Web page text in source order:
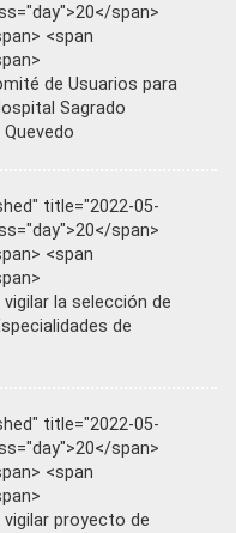
span>
<span
de Usuarios para
Sagrado
title="2022-05-
span>
<span
la selección de
de
title="2022-05-
span>
<span
proyecto de